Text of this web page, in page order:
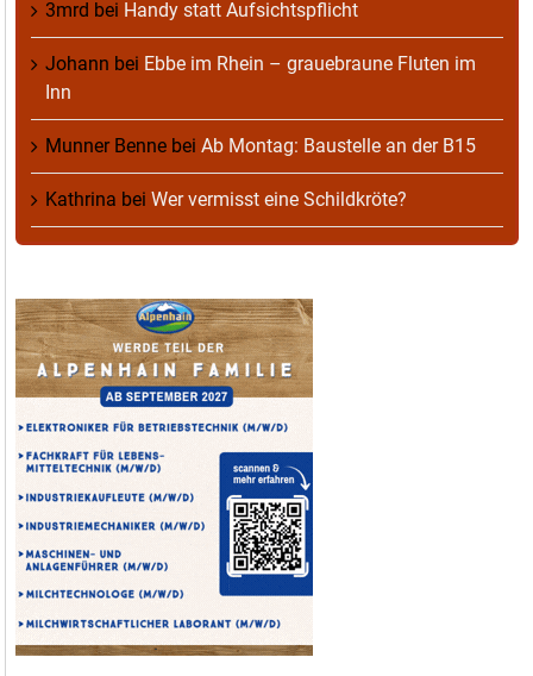
3mrd bei Handy statt Aufsichtspflicht
Johann bei Ebbe im Rhein – grauebraune Fluten im
Inn
Munner Benne bei Ab Montag: Baustelle an der B15
Kathrina bei Wer vermisst eine Schildkröte?